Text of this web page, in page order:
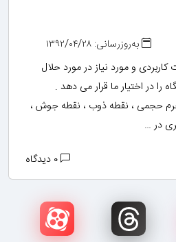
به‌روزرسانی: ۱۳۹۲/۰۴/۲۸
و مورد نیاز در مورد حلال
را در اختیار ما قرار می دهد .
جرم حجمی ، نقطه ذوب ، نقطه جوش ،
در …